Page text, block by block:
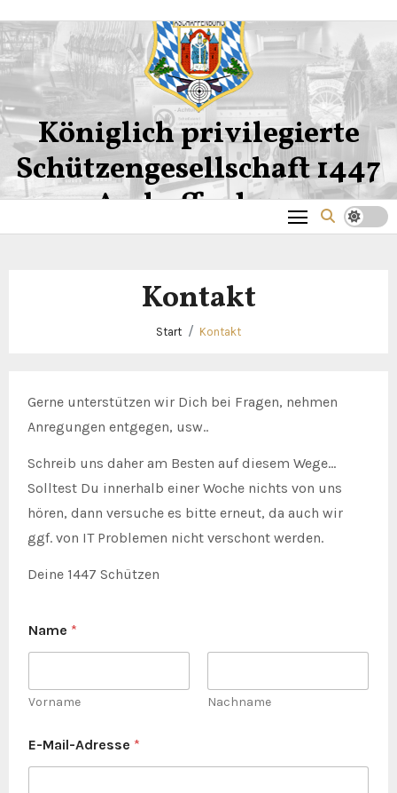
Inhalt
springen
Königlich privilegierte
Schützengesellschaft 1447
Aschaffenburg
Kontakt
Start Kontakt
Gerne unterstützen wir Dich bei Fragen, nehmen
Anregungen entgegen, usw..
Schreib uns daher am Besten auf diesem Wege…
Solltest Du innerhalb einer Woche nichts von uns
hören, dann versuche es bitte erneut, da auch wir
ggf. von IT Problemen nicht verschont werden.
Deine 1447 Schützen
Name *
Vorname Nachname
E-Mail-Adresse *